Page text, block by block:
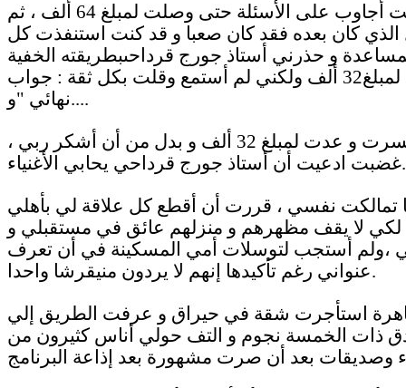
و ظللت أجاوب على الأسئلة حتى وصلت لمبلغ 64 ألف ، ثم
الذي كان بعده فقد كان صعبا و قد كنت استنفذت كل
و حذرني أستاذ جورج قرداحىبطريقته الخفية
لئلا أرجع لمبلغ32 ألف ولكني لم أستمع وقلت بكل ثقة : جواب
نهائي "و....
و خسرت و عدت لمبلغ 32 ألف و بدل من أن أشكر ربي ،
غضبت ادعيت أن أستاذ جورج قرداحي يحابي الأغنياء.
تمالكت نفسي ، قررت أن أقطع كل علاقة لي بأهلي
لكي لا يقف مظهرهم و منزلهم عائق في مستقبلي و
،ولم أستجب لتوسلات أمي المسكينة في أن تعرف
عنواني رغم تأكيدها إنهم لا يردون منيقرشا واحدا.
استأجرت شقة في حيراق و عرفت الطريق إلي
ذات الخمسة نجوم و التف حولي أناس كثيرون من